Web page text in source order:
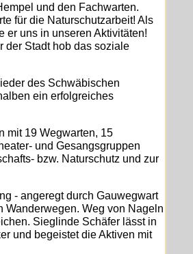
und den Fachwarten.
für die Naturschutzarbeit! Als
er uns in unseren Aktivitäten!
der Stadt hob das soziale
des Schwäbischen
ein erfolgreiches
mit 19 Wegwarten, 15
und Gesangsgruppen
bzw. Naturschutz und zur
- angeregt durch Gauwegwart
Wanderwegen. Weg von Nageln
Sieglinde Schäfer lässt in
und begeistet die Aktiven mit